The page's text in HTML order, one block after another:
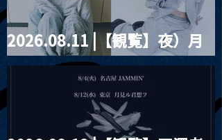
2026.08.11 |【観覧】夜）月
見ル君想フpre. Sugar Shock